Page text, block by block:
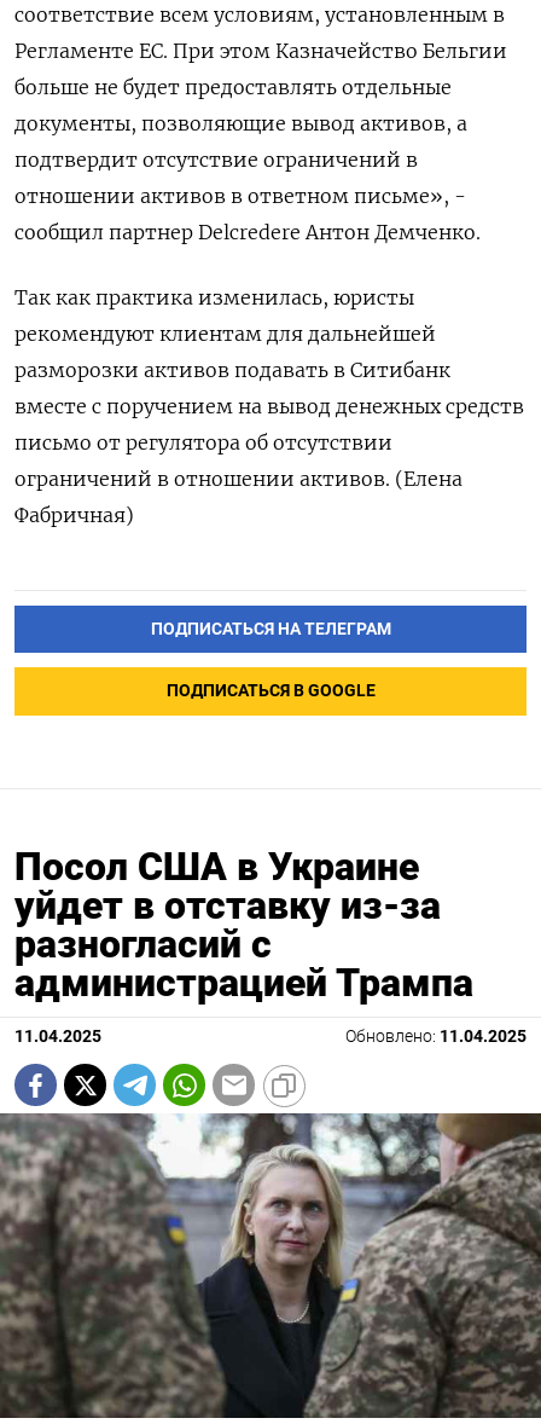
соответствие всем условиям, установленным в
Регламенте ЕС. При этом Казначейство Бельгии
больше не будет предоставлять отдельные
документы, позволяющие вывод активов, а
подтвердит отсутствие ограничений в
отношении активов в ответном письме», -
сообщил партнер Delcredere Антон Демченко.
Так как практика изменилась, юристы
рекомендуют клиентам для дальнейшей
разморозки активов подавать в Ситибанк
вместе с поручением на вывод денежных средств
письмо от регулятора об отсутствии
ограничений в отношении активов. (Елена
Фабричная)
ПОДПИСАТЬСЯ НА ТЕЛЕГРАМ
ПОДПИСАТЬСЯ В GOOGLE
Посол США в Украине
уйдет в отставку из-за
разногласий с
администрацией Трампа
11.04.2025 Обновлено: 11.04.2025